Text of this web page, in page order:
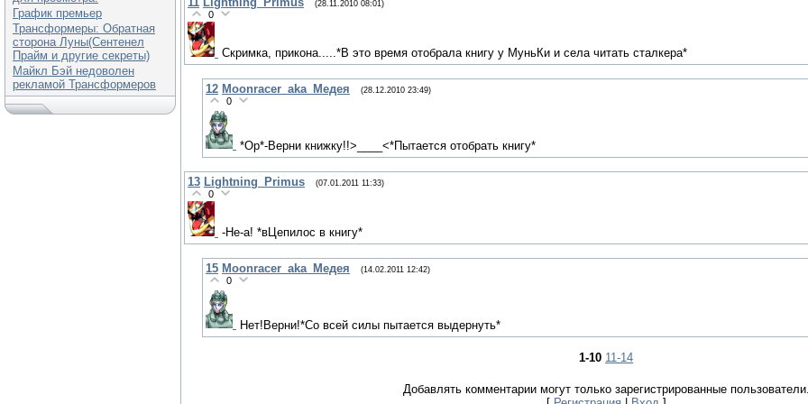
График премьер
Трансформеры: Обратная
сторона Луны(Сентенел
Прайм и другие секреты)
Майкл Бэй недоволен
рекламой Трансформеров
(28.11.2010 08:01)
0
Скримка, прикона.....*В это время отобрала книгу у МуньКи и села читать сталкера*
12 Moonracer_aka_Медея (28.12.2010 23:49)
0
*Ор*-Верни книжку!!>____<*Пытается отобрать книгу*
13 Lightning_Primus (07.01.2011 11:33)
0
-Не-а! *вЦепилос в книгу*
15 Moonracer_aka_Медея (14.02.2011 12:42)
0
Нет!Верни!*Со всей силы пытается выдернуть*
1-10 11-14
Добавлять комментарии могут только зарегистрированные